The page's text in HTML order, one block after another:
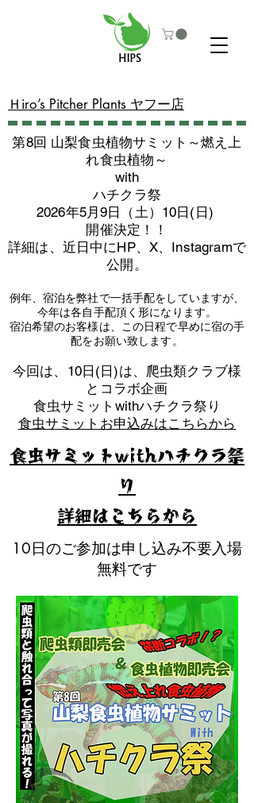
​Ｈiro’s Pitcher Plants ヤフー店
第8回 山梨食虫植物サミット～燃え上
れ食虫植物～
with
​ハチクラ祭
2026年5月9日（土）10日(日)
​開催決定！！
詳細は、近日中にHP、X、Instagramで
公開。
例年、宿泊を弊社で一括手配をしていますが、
今年は各自手配頂く形になります。
​宿泊希望のお客様は、この日程で早めに宿の手
配をお願い致します。
​今回は、10日(日)は、爬虫類クラブ様
とコラボ企画
​食虫サミットwithハチクラ祭り
食虫サミットお申込みはこちらから
10日のご参加は申し込み不要入場
無料です
食虫サミットwithハチクラ祭
り
​詳細はこちらから